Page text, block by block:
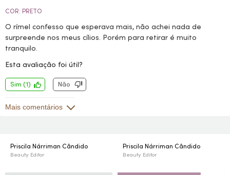
COR: PRETO
O rímel confesso que esperava mais, não achei nada de
surpreende nos meus cílios. Porém para retirar é muito
tranquilo.
Esta avaliação foi útil?
Sim (1) Não
Mais comentários
Priscila Nárriman Cândido
Beauty Editor
Priscila Nárriman Cândido
Beauty Editor